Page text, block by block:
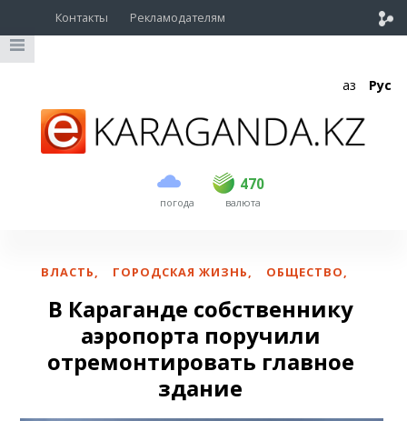
Контакты Рекламодателям
Қаз Рус
погода
470
USD 469 470
EUR валюта
ВЛАСТЬ, ГОРОДСКАЯ ЖИЗНЬ, ОБЩЕСТВО,
В Караганде собственнику
аэропорта поручили
отремонтировать главное
здание